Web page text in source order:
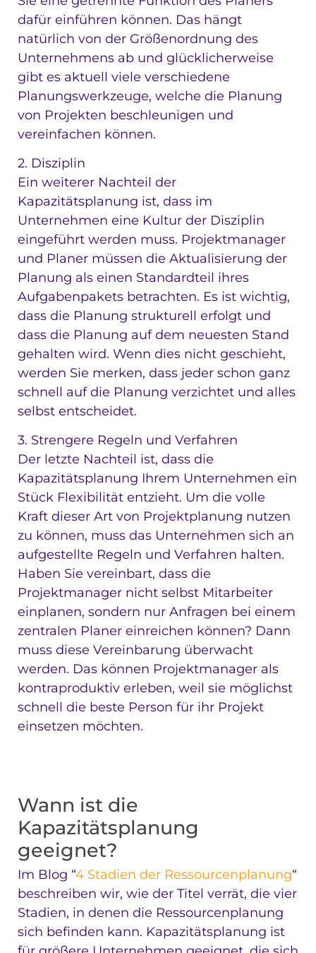
dafür einführen können. Das hängt
natürlich von der Größenordnung des
Unternehmens ab und glücklicherweise
gibt es aktuell viele verschiedene
Planungswerkzeuge, welche die Planung
von Projekten beschleunigen und
vereinfachen können.
2. Disziplin
Ein weiterer Nachteil der
Kapazitätsplanung ist, dass im
Unternehmen eine Kultur der Disziplin
eingeführt werden muss. Projektmanager
und Planer müssen die Aktualisierung der
Planung als einen Standardteil ihres
Aufgabenpakets betrachten. Es ist wichtig,
dass die Planung strukturell erfolgt und
dass die Planung auf dem neuesten Stand
gehalten wird. Wenn dies nicht geschieht,
werden Sie merken, dass jeder schon ganz
schnell auf die Planung verzichtet und alles
selbst entscheidet.
3. Strengere Regeln und Verfahren
Der letzte Nachteil ist, dass die
Kapazitätsplanung Ihrem Unternehmen ein
Stück Flexibilität entzieht. Um die volle
Kraft dieser Art von Projektplanung nutzen
zu können, muss das Unternehmen sich an
aufgestellte Regeln und Verfahren halten.
Haben Sie vereinbart, dass die
Projektmanager nicht selbst Mitarbeiter
einplanen, sondern nur Anfragen bei einem
zentralen Planer einreichen können? Dann
muss diese Vereinbarung überwacht
werden. Das können Projektmanager als
kontraproduktiv erleben, weil sie möglichst
schnell die beste Person für ihr Projekt
einsetzen möchten.
Wann ist die
Kapazitätsplanung
geeignet?
Im Blog “4 Stadien der Ressourcenplanung“
beschreiben wir, wie der Titel verrät, die vier
Stadien, in denen die Ressourcenplanung
sich befinden kann. Kapazitätsplanung ist